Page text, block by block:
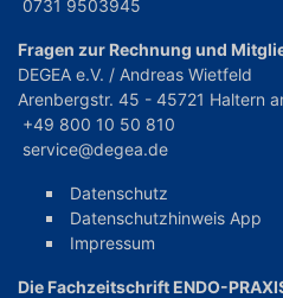
0731 9503945
Fragen zur Rechnung und
DEGEA e.V. / Andreas Wietfeld
Arenbergstr. 45 - 45721 Haltern
+49 800 10 50 810
service@degea.de
Datenschutz
Datenschutzhinweis App
Impressum
Die Fachzeitschrift ENDO-